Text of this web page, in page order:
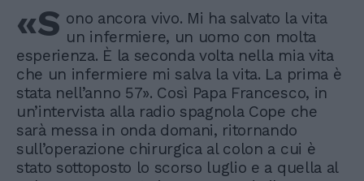
«S ono ancora vivo. Mi ha salvato la vita
un infermiere, un uomo con molta
esperienza. È la seconda volta nella mia vita
che un infermiere mi salva la vita. La prima è
stata nell’anno 57». Così Papa Francesco, in
un’intervista alla radio spagnola Cope che
sarà messa in onda domani, ritornando
sull’operazione chirurgica al colon a cui è
stato sottoposto lo scorso luglio e a quella al